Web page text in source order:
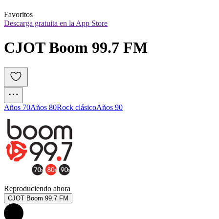
Favoritos
Descarga gratuita en la App Store
CJOT Boom 99.7 FM
Años 70Años 80Rock clásicoAños 90
Reproduciendo ahora
CJOT Boom 99.7 FM